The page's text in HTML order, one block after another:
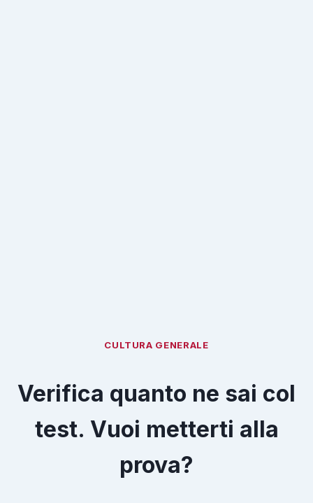
CULTURA GENERALE
Verifica quanto ne sai col
test. Vuoi metterti alla
prova?